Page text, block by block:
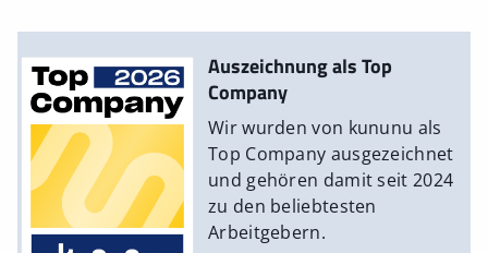
Auszeichnung als Top
Company
Wir wurden von kununu als
Top Company ausgezeichnet
und gehören damit seit 2024
zu den beliebtesten
Arbeitgebern.